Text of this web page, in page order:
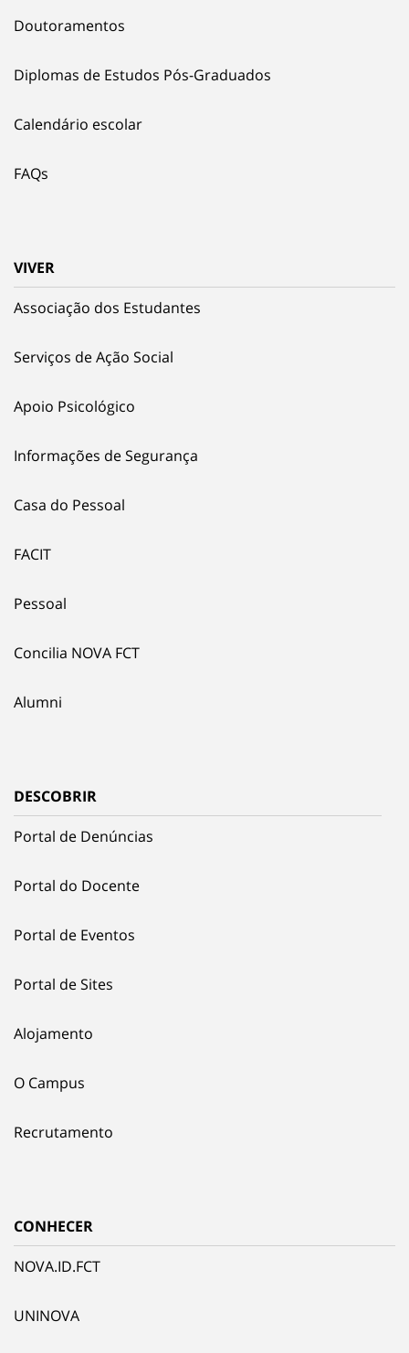
Doutoramentos
Diplomas de Estudos Pós-Graduados
Calendário escolar
FAQs
VIVER
Associação dos Estudantes
Serviços de Ação Social
Apoio Psicológico
Informações de Segurança
Casa do Pessoal
FACIT
Pessoal
Concilia NOVA FCT
Alumni
DESCOBRIR
Portal de Denúncias
Portal do Docente
Portal de Eventos
Portal de Sites
Alojamento
O Campus
Recrutamento
CONHECER
NOVA.ID.FCT
UNINOVA